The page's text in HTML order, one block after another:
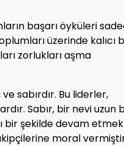
başarı öyküleri
üzerinde kalıcı
zorlukları aşma
sabırdır. Bu liderler,
Sabır, bir nevi uzun
bir şekilde devam
moral